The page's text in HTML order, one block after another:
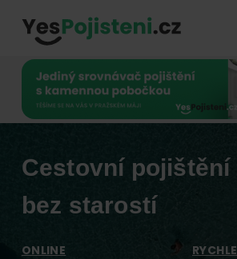
primary
navigation
main
content
footerYesPojisteni.cz
Online
srovnávač
všech
druhů
od
hlavních
pojišťoven
na
Cestovní pojištění
bez starostí
ONLINE
RYCHLE